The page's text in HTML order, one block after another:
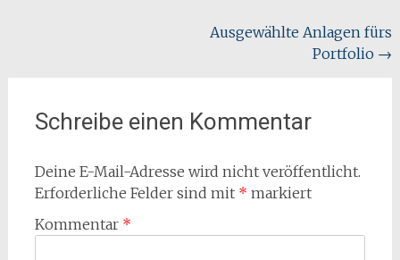
Ausgewählte Anlagen fürs
Portfolio →
Schreibe einen Kommentar
Deine E-Mail-Adresse wird nicht veröffentlicht.
Erforderliche Felder sind mit * markiert
Kommentar *